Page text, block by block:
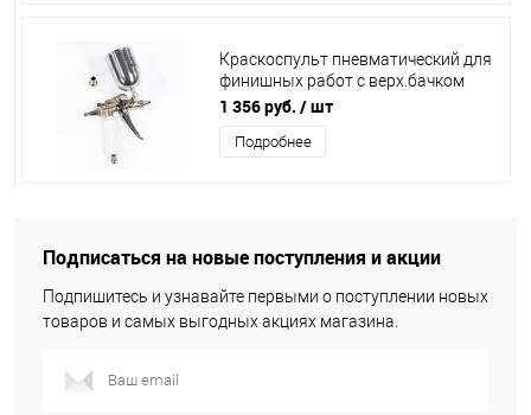
Краскоспульт пневматический для
финишных работ с верх.бачком
V=0,1л, d сопла 0,5 мм, Matrix,
57318
1 356 руб. / шт
Подробнее
Подписаться на новые поступления и акции
Подпишитесь и узнавайте первыми о поступлении новых
товаров и самых выгодных акциях магазина.